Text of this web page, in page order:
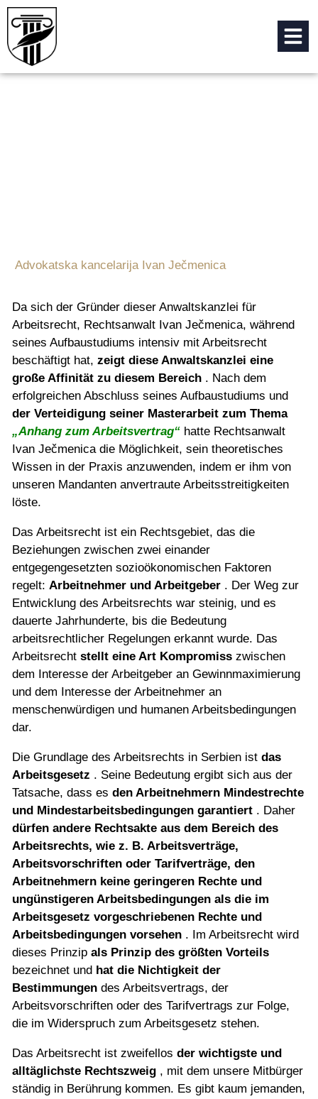
Advokatska kancelarija Ivan Ječmenica»
Da sich der Gründer dieser Anwaltskanzlei für
Arbeitsrecht, Rechtsanwalt Ivan Ječmenica, während
seines Aufbaustudiums intensiv mit Arbeitsrecht
beschäftigt hat, zeigt diese Anwaltskanzlei eine
große Affinität zu diesem Bereich . Nach dem
erfolgreichen Abschluss seines Aufbaustudiums und
der Verteidigung seiner Masterarbeit zum Thema
„Anhang zum Arbeitsvertrag“ hatte Rechtsanwalt
Ivan Ječmenica die Möglichkeit, sein theoretisches
Wissen in der Praxis anzuwenden, indem er ihm von
unseren Mandanten anvertraute Arbeitsstreitigkeiten
löste.
Das Arbeitsrecht ist ein Rechtsgebiet, das die
Beziehungen zwischen zwei einander
entgegengesetzten sozioökonomischen Faktoren
regelt: Arbeitnehmer und Arbeitgeber . Der Weg zur
Entwicklung des Arbeitsrechts war steinig, und es
dauerte Jahrhunderte, bis die Bedeutung
arbeitsrechtlicher Regelungen erkannt wurde. Das
Arbeitsrecht stellt eine Art Kompromiss zwischen
dem Interesse der Arbeitgeber an Gewinnmaximierung
und dem Interesse der Arbeitnehmer an
menschenwürdigen und humanen Arbeitsbedingungen
dar.
Die Grundlage des Arbeitsrechts in Serbien ist das
Arbeitsgesetz . Seine Bedeutung ergibt sich aus der
Tatsache, dass es den Arbeitnehmern Mindestrechte
und Mindestarbeitsbedingungen garantiert . Daher
dürfen andere Rechtsakte aus dem Bereich des
Arbeitsrechts, wie z. B. Arbeitsverträge,
Arbeitsvorschriften oder Tarifverträge, den
Arbeitnehmern keine geringeren Rechte und
ungünstigeren Arbeitsbedingungen als die im
Arbeitsgesetz vorgeschriebenen Rechte und
Arbeitsbedingungen vorsehen . Im Arbeitsrecht wird
dieses Prinzip als Prinzip des größten Vorteils
bezeichnet und hat die Nichtigkeit der
Bestimmungen des Arbeitsvertrags, der
Arbeitsvorschriften oder des Tarifvertrags zur Folge,
die im Widerspruch zum Arbeitsgesetz stehen.
Das Arbeitsrecht ist zweifellos der wichtigste und
alltäglichste Rechtszweig , mit dem unsere Mitbürger
ständig in Berührung kommen. Es gibt kaum jemanden,